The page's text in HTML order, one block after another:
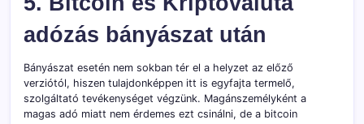
adózás bányászat után
Bányászat esetén nem sokban tér el a helyzet az előző
verziótól, hiszen tulajdonképpen itt is egyfajta termelő,
szolgáltató tevékenységet végzünk. Magánszemélyként a
magas adó miatt nem érdemes ezt csinálni, de a bitcoin